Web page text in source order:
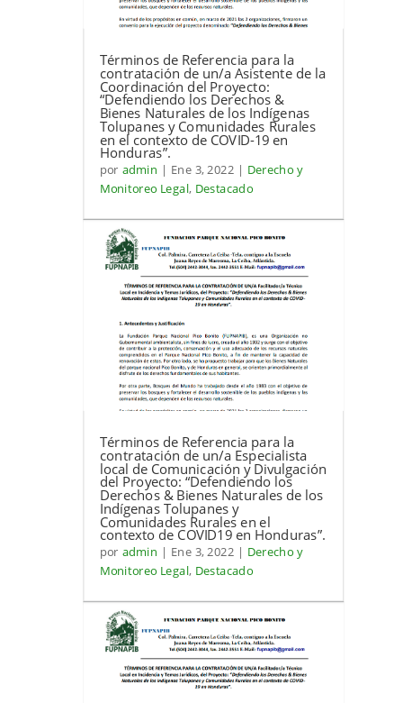
Términos de Referencia para la
contratación de un/a Asistente de la
Coordinación del Proyecto:
“Defendiendo los Derechos &
Bienes Naturales de los Indígenas
Tolupanes y Comunidades Rurales
en el contexto de COVID-19 en
Honduras”.
por admin | Ene 3, 2022| Derecho y
Monitoreo Legal, Destacado
Términos de Referencia para la
contratación de un/a Especialista
local de Comunicación y Divulgación
del Proyecto: “Defendiendo los
Derechos & Bienes Naturales de los
Indígenas Tolupanes y
Comunidades Rurales en el
contexto de COVID19 en Honduras”.
por admin | Ene 3, 2022| Derecho y
Monitoreo Legal, Destacado